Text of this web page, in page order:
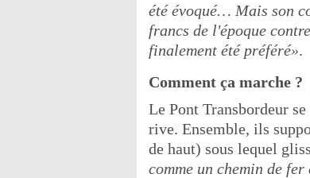
été évoqué… Mais son
francs de l'époque
finalement été préféré».
Comment ça marche ?
Le Pont Transbordeur
rive. Ensemble, ils
de haut) sous lequel
comme un chemin de